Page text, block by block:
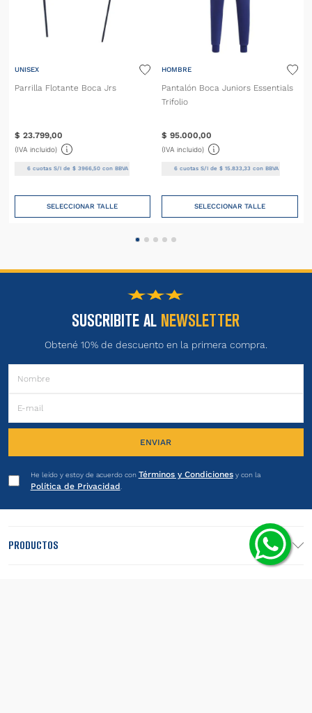
UNISEX
Parrilla Flotante Boca Jrs
$ 23.799,00
(IVA incluido)
6cuotas S/I de $ 3966, 50con BBVA
SELECCIONAR TALLE
HOMBRE
Pantalón Boca Juniors Essentials
Trifolio
$ 95.000,00
(IVA incluido)
6cuotas S/I de $ 15. 833 33 con BBVA
SELECCIONAR TALLE
SUSCRIBITE AL NEWSLETTER
Obtené 10% de descuento en la primera compra.
ENVIAR
He leído y estoy de acuerdo con Términos y Condicionesy con la
Política de Privacidad
PRODUCTOS